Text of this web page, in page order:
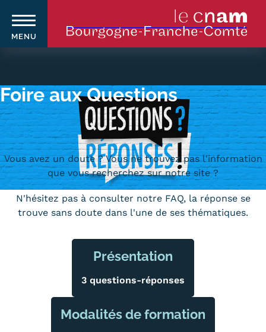
contenu
principal
MENU
Navigation
principale
Qui sommes-nous ?
Le Cnam
Le Cnam en Bourgogne Franche-
Comté
Où sommes-nous ?
Carte lieux et centres Cnam en
Foire aux Questions
Vous avez un doute ? Vous ne trouvez pas l'information
que vous recherchez sur notre site ?
N'hésitez pas à consulter notre FAQ, la réponse se
trouve sans doute dans l'une de ses thématiques.
Présentation
3 questions-réponses
Modalités de formation